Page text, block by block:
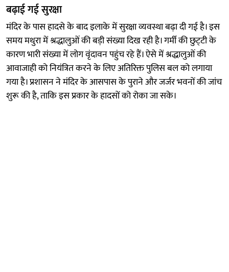
बढ़ाई गई सुरक्षा
मंदिर के पास हादसे के बाद इलाके में सुरक्षा व्यवस्था बढ़ा दी गई है। इस
समय मथुरा में श्रद्धालुओं की बड़ी संख्या दिख रही है। गर्मी की छुट्‌टी के
कारण भारी संख्या में लोग वृंदावन पहुंच रहे हैं। ऐसे में श्रद्धालुओं की
आवाजाही को नियंत्रित करने के लिए अतिरिक्त पुलिस बल को लगाया
गया है। प्रशासन ने मंदिर के आसपास के पुराने और जर्जर भवनों की जांच
शुरू की है, ताकि इस प्रकार के हादसों को रोका जा सके।